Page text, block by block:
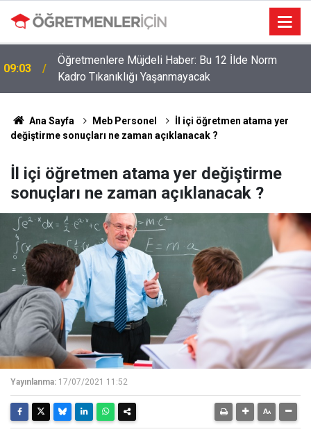
09:03
Öğretmenlere Müjdeli Haber: Bu 12 İlde Norm
Kadro Tıkanıklığı Yaşanmayacak
Ana Sayfa Meb Personel
İl içi öğretmen atama yer
değiştirme sonuçları ne zaman açıklanacak ?
İl içi öğretmen atama yer değiştirme
sonuçları ne zaman açıklanacak ?
Yayınlanma: 17/07/2021 11:52